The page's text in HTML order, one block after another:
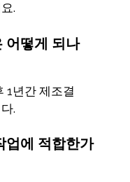
.
어떻게 되나
1년간 제조결
.
업에 적합한가